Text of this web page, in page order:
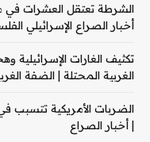
الشرطة تعتقل العشرات في
أخبار الصراع الإسرائيلي
تكثيف الغارات
الغربية المحتلة | الضفة
الضربات الأمريكية تتسبب
| أخبار الصراع